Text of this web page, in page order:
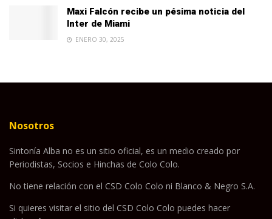
Maxi Falcón recibe un pésima noticia del
Inter de Miami
ENERO 30, 2025
Nosotros
Sintonía Alba no es un sitio oficial, es un medio creado por
Periodistas, Socios e Hinchas de Colo Colo.
No tiene relación con el CSD Colo Colo ni Blanco & Negro S.A.
Si quieres visitar el sitio del CSD Colo Colo puedes hacer